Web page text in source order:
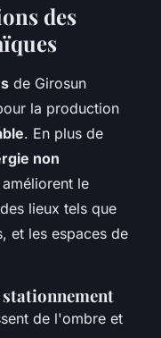
des
de Girosun
la production
. En plus de
non
le
lieux tels que
et les espaces de
de l'ombre et